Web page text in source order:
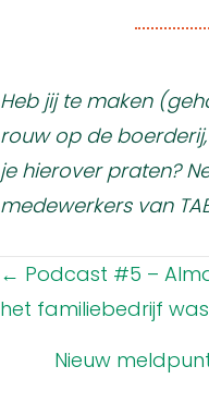
Heb jij te maken
rouw op de
je hierover praten?
medewerkers van
Posts
navigation
← Podcast #5 –
het familiebedrijf
Nieuw